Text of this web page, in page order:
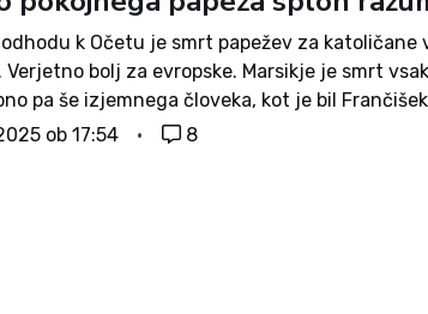
k Očetu je smrt papežev za katoličane
Verjetno bolj za evropske. Marsikje je smrt
pa še izjemnega človeka, kot je bil
možnost zahvale za milost, da smo takega
ob 17:54 8